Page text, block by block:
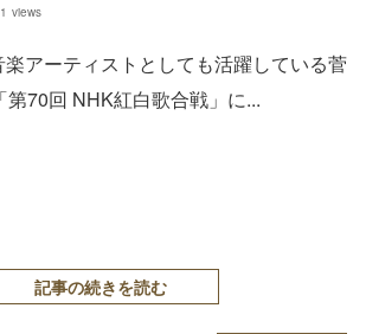
views
アーティストとしても活躍している菅
第70回 NHK紅白歌合戦」に...
記事の続きを読む